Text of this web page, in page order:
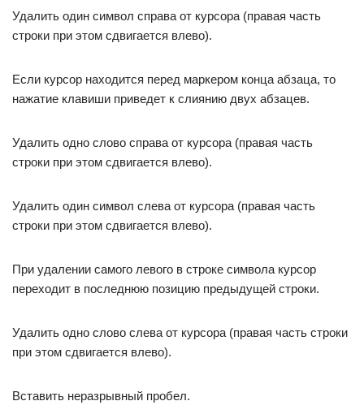
Удалить один символ справа от курсора (правая часть
строки при этом сдвигается влево).
Если курсор находится перед маркером конца абзаца, то
нажатие клавиши приведет к слиянию двух абзацев.
Удалить одно слово справа от курсора (правая часть
строки при этом сдвигается влево).
Удалить один символ слева от курсора (правая часть
строки при этом сдвигается влево).
При удалении самого левого в строке символа курсор
переходит в последнюю позицию предыдущей строки.
Удалить одно слово слева от курсора (правая часть строки
при этом сдвигается влево).
Вставить неразрывный пробел.